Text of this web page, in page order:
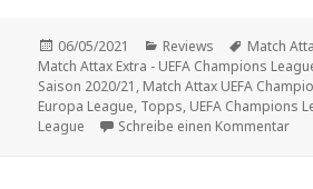
Veröffentlicht
am
06/05/2021 Kategorien
Reviews Match
Match Attax Extra - UEFA Champions
Saison 2020/21 , Match Attax UEFA
Europa League, Topps, UEFA Champions
League
Schreibe einen Kommentarzu